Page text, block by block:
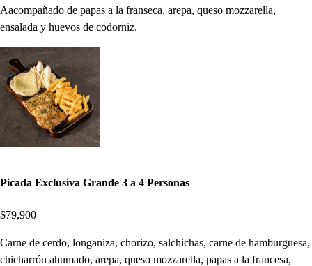
Aacompañado de papas a la franseca, arepa, queso mozzarella,
ensalada y huevos de codorniz.
Picada Exclusiva Grande 3 a 4 Personas
$79,900
Carne de cerdo, longaniza, chorizo, salchichas, carne de hamburguesa,
chicharrón ahumado, arepa, queso mozzarella, papas a la francesa,